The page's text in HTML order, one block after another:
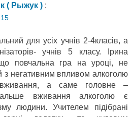
( Рыжук ) :
для усіх учнів 2-4класів, а
учнів 5 класу. Ірина
повчальна гра на уроці, не
з негативним впливом алкоголю
а саме головне –
вживання алкоголю є
людини. Учителем підібрані